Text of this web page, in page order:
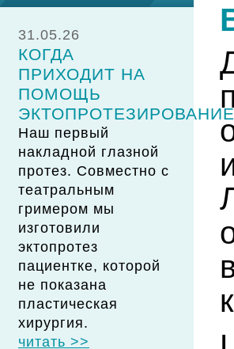
31.05.26
КОГДА
ПРИХОДИТ НА
ПОМОЩЬ
ЭКТОПРОТЕЗИРОВАНИЕ
Наш первый
накладной глазной
протез. Совместно с
театральным
гримером мы
изготовили
эктопротез
пациентке, которой
не показана
пластическая
хирургия.
читать >>